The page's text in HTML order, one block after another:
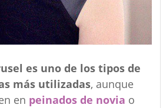
es uno de los tipos de
más utilizadas, aunque
en peinados de novia o